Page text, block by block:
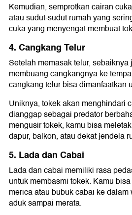
Kemudian, semprotkan cairan
atau sudut-sudut rumah yang
cuka yang menyengat membuat
4. Cangkang Telur
Setelah memasak telur,
membuang cangkangnya ke
cangkang telur bisa dimanfaatkan
Uniknya, tokek akan menghindari
dianggap sebagai predator
mengusir tokek, kamu bisa
dapur, balkon, atau dekat jendela
5. Lada dan Cabai
Lada dan cabai memiliki rasa
untuk membasmi tokek. Kamu
merica atau bubuk cabai ke
aduk sampai merata.